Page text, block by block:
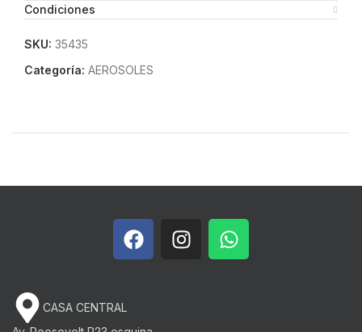
Condiciones
SKU: 35435
Categoría: AEROSOLES
CASA CENTRAL